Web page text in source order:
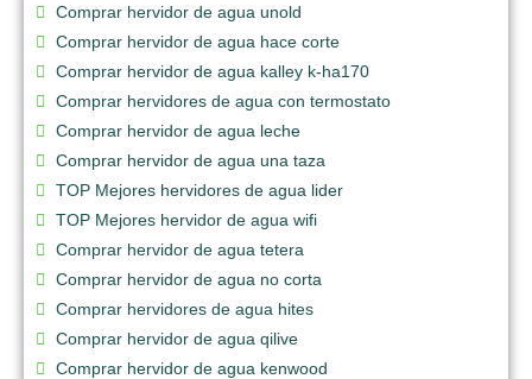
Comprar hervidor de agua unold
Comprar hervidor de agua hace corte
Comprar hervidor de agua kalley k-ha170
Comprar hervidores de agua con termostato
Comprar hervidor de agua leche
Comprar hervidor de agua una taza
TOP Mejores hervidores de agua lider
TOP Mejores hervidor de agua wifi
Comprar hervidor de agua tetera
Comprar hervidor de agua no corta
Comprar hervidores de agua hites
Comprar hervidor de agua qilive
Comprar hervidor de agua kenwood